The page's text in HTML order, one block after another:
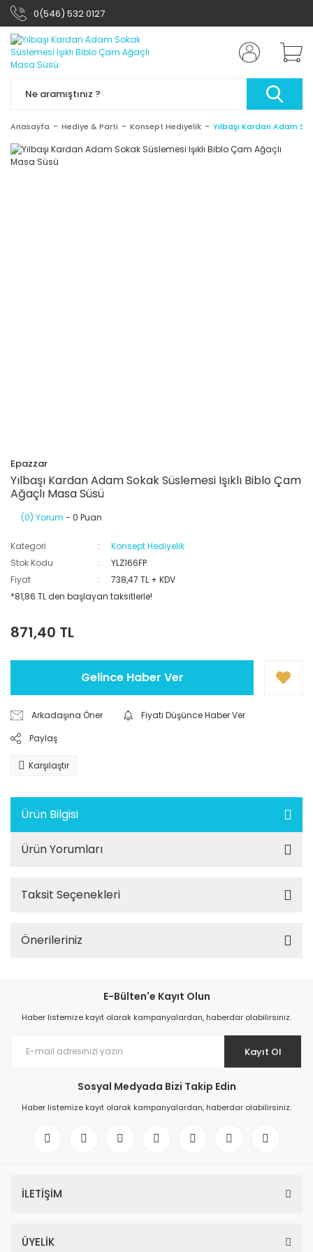
0(546) 532 0127
Anasayfa Hediye & Parti Konsept Hediyelik Yılbaşı Kardan Adam
Epazzar
Yılbaşı Kardan Adam Sokak Süslemesi Işıklı Biblo Çam
Ağaçlı Masa Süsü
(0) Yorum - 0 Puan
Kategori
Konsept Hediyelik
Stok Kodu
YLZ166FP
Fiyat
738,47 TL + KDV
*81,86 TL den başlayan taksitlerle!
871,40 TL
Gelince Haber Ver
Arkadaşına Öner
Fiyatı Düşünce Haber Ver
Paylaş
Karşılaştır
Ürün Bilgisi
Ürün Yorumları
Taksit Seçenekleri
Önerileriniz
E-Bülten'e Kayıt Olun
Haber listemize kayıt olarak kampanyalardan, haberdar olabilirsiniz.
Kayıt Ol
Sosyal Medyada Bizi Takip Edin
Haber listemize kayıt olarak kampanyalardan, haberdar olabilirsiniz.
İLETİŞİM
ÜYELİK